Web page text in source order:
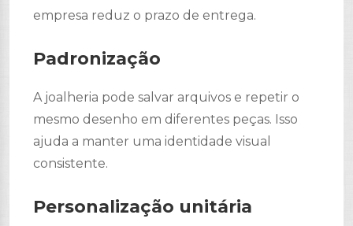
empresa reduz o prazo de entrega.
Padronização
A joalheria pode salvar arquivos e repetir o
mesmo desenho em diferentes peças. Isso
ajuda a manter uma identidade visual
consistente.
Personalização unitária